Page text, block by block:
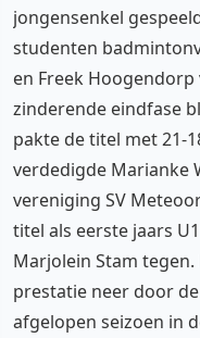
jongensenkel
studenten
en Freek Hoogendorp
zinderende eindfase
pakte de titel met 21-
verdedigde Marianke
vereniging SV
titel als eerste jaars
Marjolein Stam
prestatie neer door
afgelopen seizoen in